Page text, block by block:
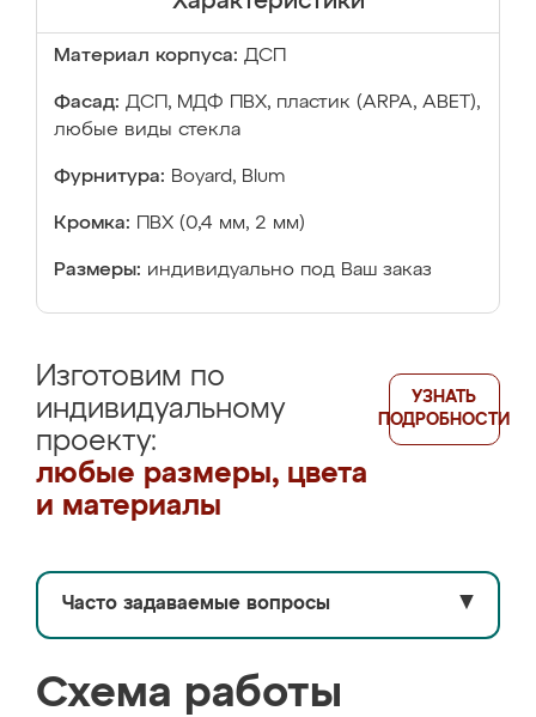
Материал корпуса: ДСП
Фасад: ДСП, МДФ ПВХ, пластик (ARPA, ABET),
любые виды стекла
Фурнитура: Boyard, Blum
Кромка: ПВХ (0,4 мм, 2 мм)
Размеры: индивидуально под Ваш заказ
Изготовим по
индивидуальному
проекту:
любые размеры, цвета
и материалы
УЗНАТЬ
ПОДРОБНОСТИ
Часто задаваемые вопросы ▼
Схема работы